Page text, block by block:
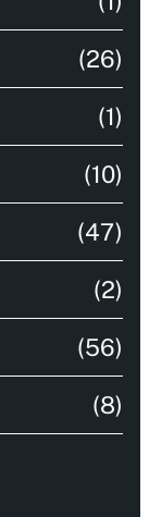
(26)
(1)
(10)
(47)
(2)
(56)
(8)